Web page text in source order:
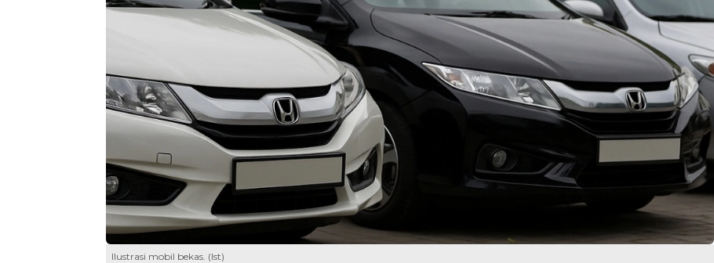
Ilustrasi mobil bekas. (Ist)